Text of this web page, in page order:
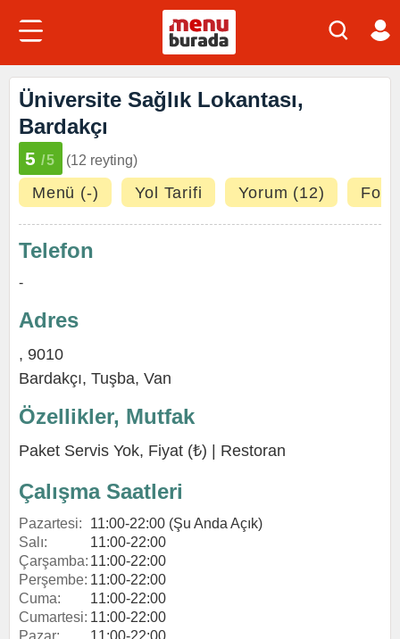
Üniversite Sağlık Lokantası,
Bardakçı
5 /5 (12 reyting)
Menü (-) Yol Tarifi Yorum (12)
Telefon
-
Adres
, 9010
Bardakçı, Tuşba, Van
Özellikler, Mutfak
Paket Servis Yok, Fiyat (₺) | Restoran
Çalışma Saatleri
Pazartesi:
11:00-22:00 (Şu Anda Açık)
Salı:
11:00-22:00
Çarşamba: 11:00-22:00
Perşembe: 11:00-22:00
Cuma:
11:00-22:00
Cumartesi: 11:00-22:00
Pazar:
11:00-22:00